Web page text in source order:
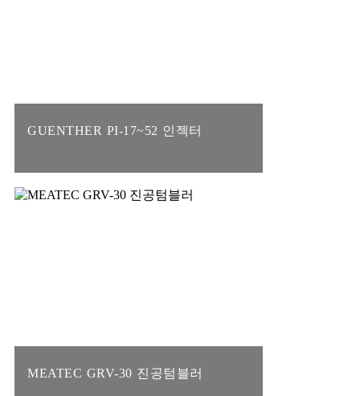
GUENTHER PI-17~52 인젝터
MEATEC GRV-30 진공텀블러